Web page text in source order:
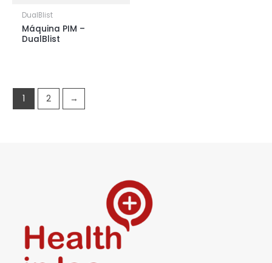
DualBlist
Máquina PIM –
DualBlist
1 2 →